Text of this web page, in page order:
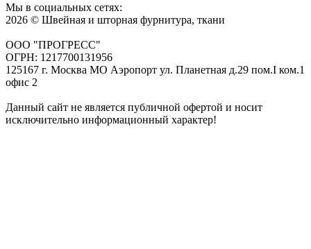
Мы в социальных сетях:
2026 © Швейная и шторная фурнитура, ткани
ООО "ПРОГРЕСС"
ОГРН: 1217700131956
125167 г. Москва МО Аэропорт ул. Планетная д.29 пом.I ком.1
офис 2
Данный сайт не является публичной офертой и носит
исключительно информационный характер!